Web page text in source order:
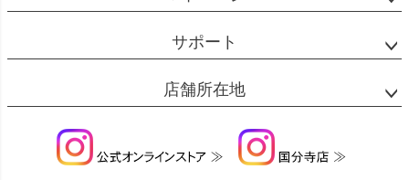
サポート
店舗所在地